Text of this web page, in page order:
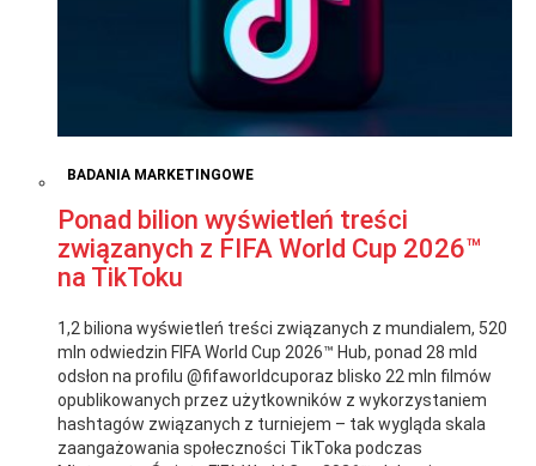
BADANIA MARKETINGOWE
Ponad bilion wyświetleń treści
związanych z FIFA World Cup 2026™
na TikToku
1,2 biliona wyświetleń treści związanych z mundialem, 520
mln odwiedzin FIFA World Cup 2026™ Hub, ponad 28 mld
odsłon na profilu @fifaworldcuporaz blisko 22 mln filmów
opublikowanych przez użytkowników z wykorzystaniem
hashtagów związanych z turniejem – tak wygląda skala
zaangażowania społeczności TikToka podczas